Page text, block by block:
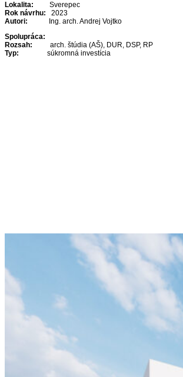
Lokalita: Sverepec
Rok návrhu:
2023
Autori: Ing. arch. Andrej Vojtko
Spolupráca:
Rozsah: arch. štúdia (AŠ), DUR, DSP, RP
Typ: súkromná investícia